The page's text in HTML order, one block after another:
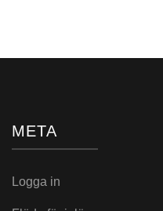
META
Logga in